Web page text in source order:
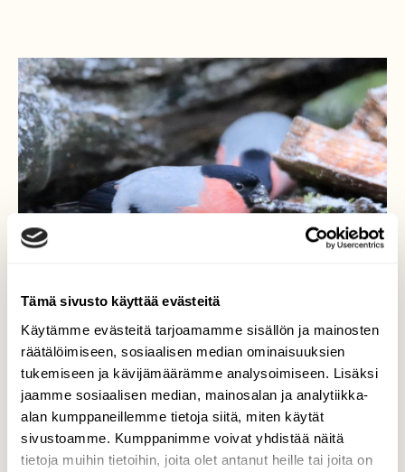
Tämä sivusto käyttää evästeitä
Käytämme evästeitä tarjoamamme sisällön ja mainosten
räätälöimiseen, sosiaalisen median ominaisuuksien
tukemiseen ja kävijämäärämme analysoimiseen. Lisäksi
jaamme sosiaalisen median, mainosalan ja analytiikka-
alan kumppaneillemme tietoja siitä, miten käytät
sivustoamme. Kumppanimme voivat yhdistää näitä
tietoja muihin tietoihin, joita olet antanut heille tai joita on
Joulupallot
Ihanat joulupallot tuovat väriä näin joulun
alla. Punatulkut 17.12.2020